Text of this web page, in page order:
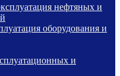
нефтяных и
оборудования и
и